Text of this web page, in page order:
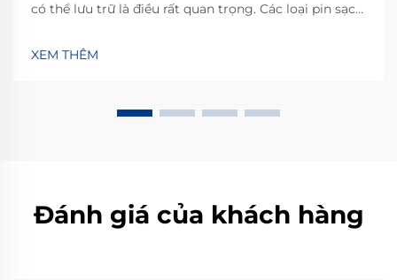
có thể lưu trữ là điều rất quan trọng. Các loại pin sạc
do đó việc xác định chính xác lượng điện năng mà
chúng có thể cung cấp để vận hành thiết bị là yếu tố
XEM THÊM
Đánh giá của khách hàng